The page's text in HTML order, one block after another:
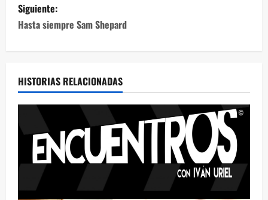
Siguiente:
Hasta siempre Sam Shepard
HISTORIAS RELACIONADAS